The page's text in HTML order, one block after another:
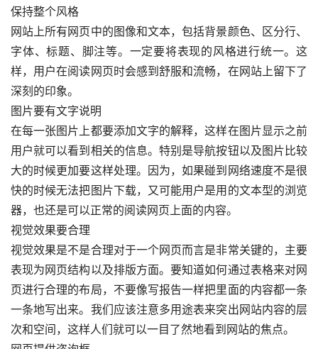
保持整个风格
网站上所有网页中的图像和文本，包括背景颜色、区分行、
字体、标题、脚注等。一定要将表现的风格进行统一。这
样，用户在阅读网页时会感到舒服和流畅，在网站上留下了
深刻的印象。
图片要有文字说明
在每一张图片上都要添加文字的解释，这样在图片显示之前
用户就可以看到相关的信息。特别是导航按钮以及图片比较
大的时候更加要这样处理。因为，如果碰到网络速度不是很
快的时候无法把图片下载，又可能用户是用的文本型的浏览
器，也还是可以正常的阅读网页上面的内容。
视觉效果要合理
视觉效果是不是合理对于一个网页而言是非常关键的，主要
表现为网页结构以及排版方面。要知道如何通过表格来对网
页进行合理的布局，不要像写报告一样把里面的内容都一条
一条地写出来。我们应该注意多用途表来突出网站内容的层
次和空间，这样人们就可以一目了然地看到网站的焦点。